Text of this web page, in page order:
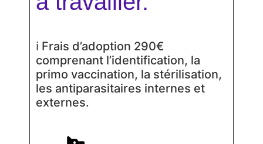
ℹ Frais d’adoption 290€
comprenant l’identification, la
primo vaccination, la stérilisation,
les antiparasitaires internes et
externes.